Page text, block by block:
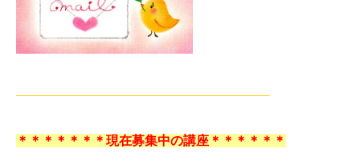
——————————————————————–
＊＊＊＊＊＊＊現在募集中の講座＊＊＊＊＊＊